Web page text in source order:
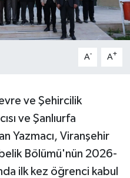
A- A+
ve Şehircilik
ve Şanlıurfa
Yazmacı, Viranşehir
Bölümü'nün 2026-
ilk kez öğrenci kabul